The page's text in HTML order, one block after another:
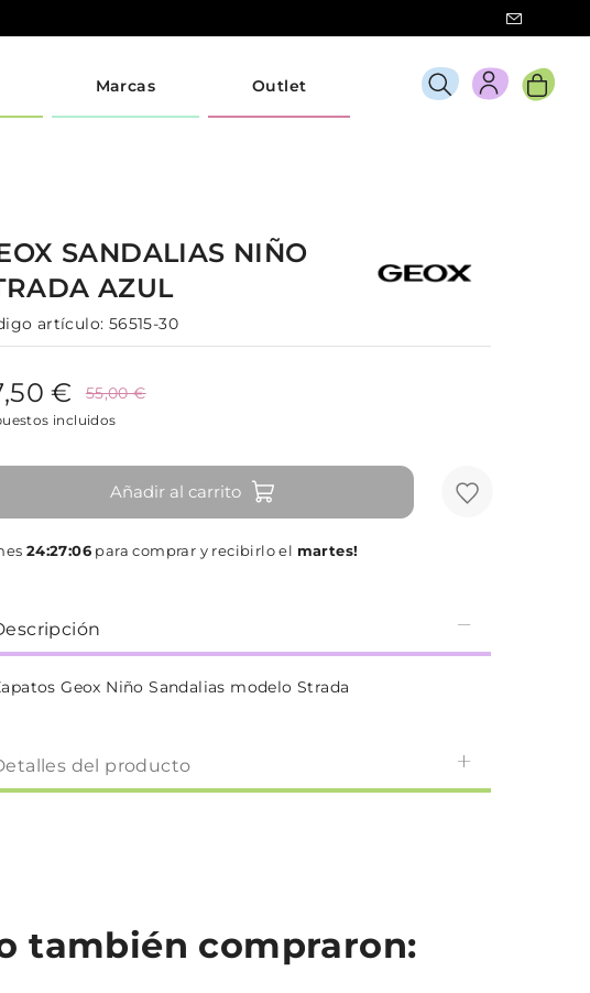
Marcas Outlet
SANDALIAS NIÑO
AZUL
artículo: 56515-30
€ 55,00 €
incluidos
Añadir al carrito
24:27:05 para comprar y recibirlo el martes!
Geox Niño Sandalias modelo Strada
del producto
también compraron: